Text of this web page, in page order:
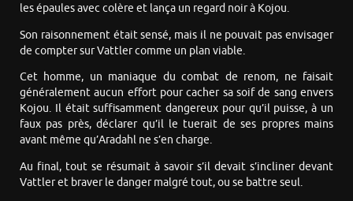
les épaules avec colère et lança un regard noir à Kojou.
Son raisonnement était sensé, mais il ne pouvait pas envisager
de compter sur Vattler comme un plan viable.
Cet homme, un maniaque du combat de renom, ne faisait
généralement aucun effort pour cacher sa soif de sang envers
Kojou. Il était suffisamment dangereux pour qu’il puisse, à un
faux pas près, déclarer qu’il le tuerait de ses propres mains
avant même qu’Aradahl ne s’en charge.
Au final, tout se résumait à savoir s’il devait s’incliner devant
Vattler et braver le danger malgré tout, ou se battre seul.